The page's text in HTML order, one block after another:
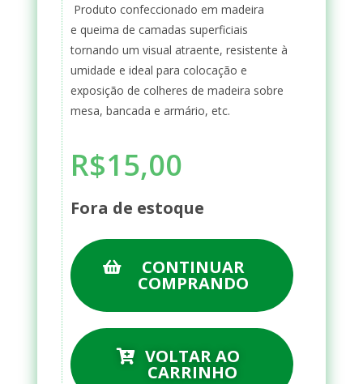
Produto confeccionado em madeira
equeima de camadas superficiais
tornando um visual atraente,resistente à
umidade e ideal para colocação e
exposição de colheres de madeira sobre
mesa, bancada e armário, etc.
R$15,00
Fora de estoque
CONTINUAR
COMPRANDO
VOLTAR AO
CARRINHO